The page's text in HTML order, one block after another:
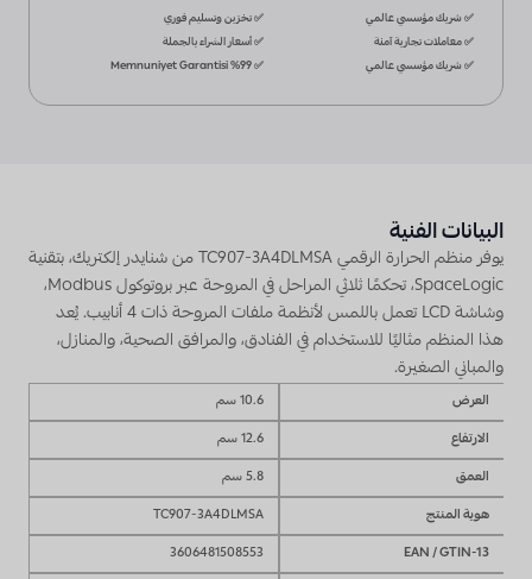
✅ شريك مؤسسي عالمي
✅ تخزين وتسليم فوري
✅ معاملات تجارية آمنة
✅ أسعار الشراء بالجملة
✅ شريك مؤسسي عالمي
✅ %99 Memnuniyet Garantisi
البيانات الفنية
يوفر منظم الحرارة الرقمي TC907-3A4DLMSA من شنايدر إلكتريك، بتقنية
SpaceLogic، تحكمًا ثلاثي المراحل في المروحة عبر بروتوكول Modbus،
وشاشة LCD تعمل باللمس لأنظمة ملفات المروحة ذات 4 أنابيب. يُعد
هذا المنظم مثاليًا للاستخدام في الفنادق، والمرافق الصحية، والمنازل،
والمباني الصغيرة.
العرض
10.6 سم
الارتفاع
12.6 سم
العمق
5.8 سم
هوية المنتج
TC907-3A4DLMSA
EAN / GTIN-13
3606481508553